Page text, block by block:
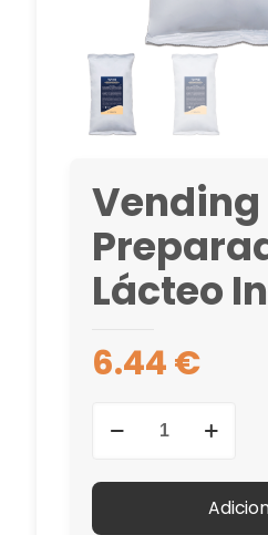
Vending
Lácteo
6.44€
Quantidade
Vending
Preparado